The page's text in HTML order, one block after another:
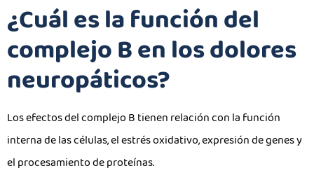
¿Cuál es la función del
complejo B en los dolores
neuropáticos?
Los efectos del complejo B tienen relación con la función
interna de las células, el estrés oxidativo, expresión de genes y
el procesamiento de proteínas.